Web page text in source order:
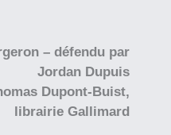
– défendu par
Jordan Dupuis
Dupont-Buist,
librairie Gallimard